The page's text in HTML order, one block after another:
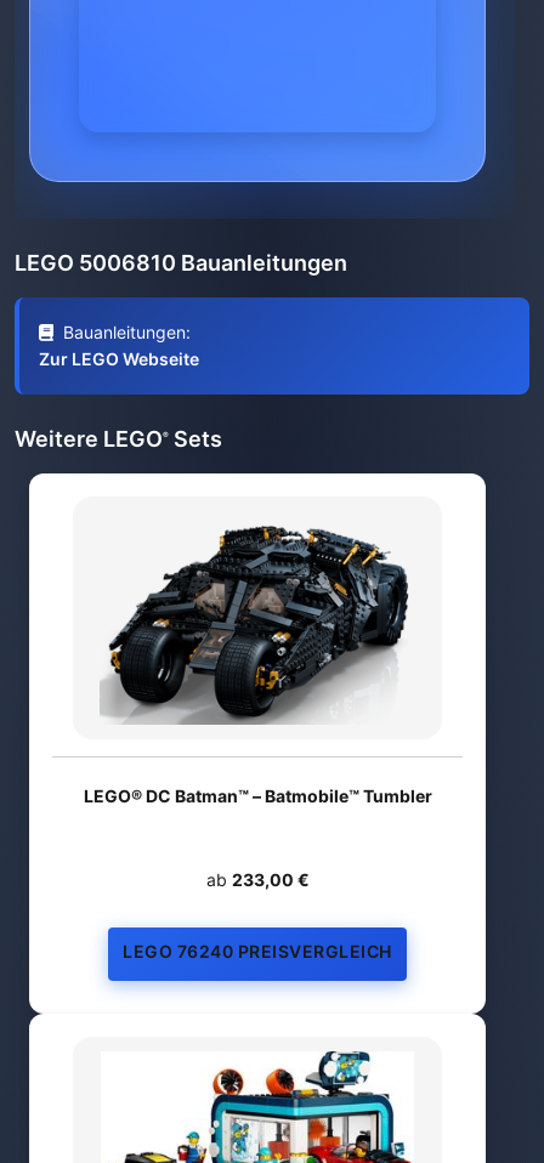
LEGO 5006810 Bauanleitungen
Bauanleitungen:
Zur LEGO Webseite
Weitere LEGO® Sets
LEGO® DC Batman™ – Batmobile™ Tumbler
ab 233,00 €
LEGO 76240 PREISVERGLEICH